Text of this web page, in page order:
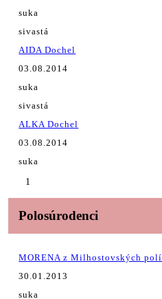
suka
sivastá
AIDA Dochel
03.08.2014
suka
sivastá
ALKA Dochel
03.08.2014
suka
1
Polosúrodenci
MORENA z Milhostovských polí
30.01.2013
suka